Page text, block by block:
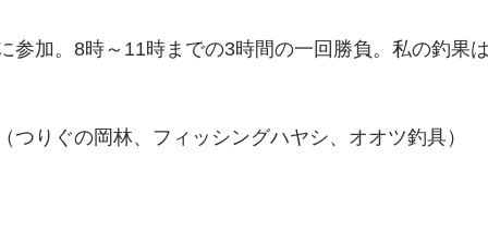
参加。8時～11時までの3時間の一回勝負。私の釣果は
つりぐの岡林、フィッシングハヤシ、オオツ釣具）